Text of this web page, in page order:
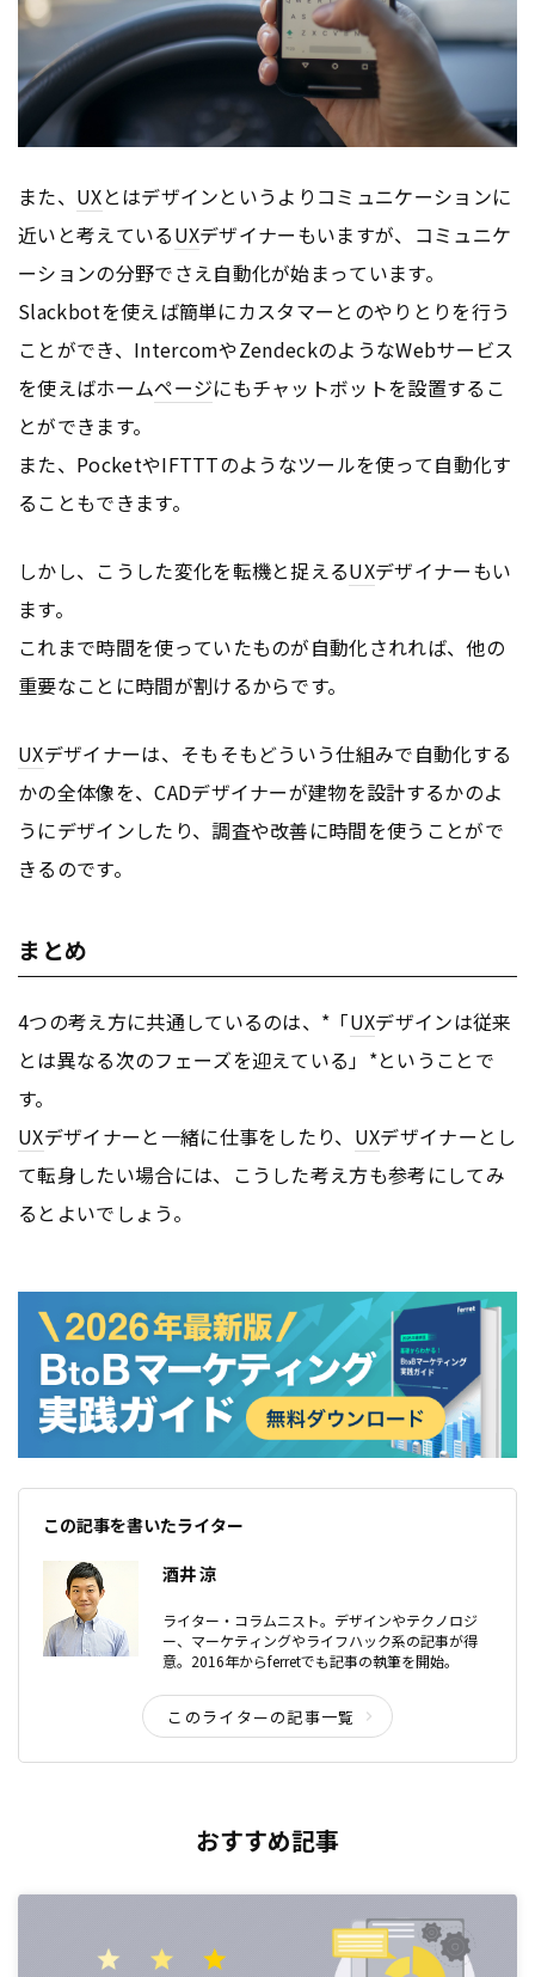
また、 UXとはデザインというよりコミュニケーションに
近いと考えているUXデザイナーもいますが、コミュニケ
ーションの分野でさえ自動化が始まっています。
Slackbotを使えば簡単にカスタマーとのやりとりを行う
ことができ、IntercomやZendeckのようなWebサービス
を使えばホームページにもチャットボットを設置するこ
とができます。
また、PocketやIFTTTのようなツールを使って自動化す
ることもできます。
しかし、こうした変化を転機と捉えるUXデザイナーもい
ます。
これまで時間を使っていたものが自動化されれば、他の
重要なことに時間が割けるからです。
UXデザイナーは、そもそもどういう仕組みで自動化する
かの全体像を、CADデザイナーが建物を設計するかのよ
うにデザインしたり、調査や改善に時間を使うことがで
きるのです。
まとめ
4つの考え方に共通しているのは、*「UXデザインは従来
とは異なる次のフェーズを迎えている」*ということで
す。
UXデザイナーと一緒に仕事をしたり、 UXデザイナーとし
て転身したい場合には、こうした考え方も参考にしてみ
るとよいでしょう。
この記事を書いたライター
酒井 涼
ライター・コラムニスト。デザインやテクノロジ
ー、マーケティングやライフハック系の記事が得
意。2016年からferretでも記事の執筆を開始。
このライターの記事一覧
おすすめ記事